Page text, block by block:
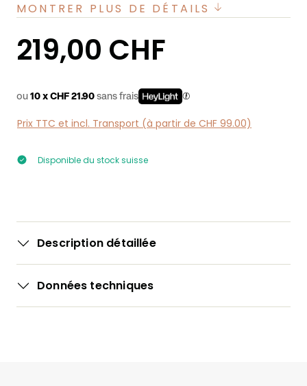
MONTRER PLUS DE DÉTAILS
Prix régulier :
219,00 CHF
ou 10 x CHF 21.90 sans frais
Prix TTC et incl. Transport (à partir de CHF 99.00)
Disponible du stock suisse
Description détaillée
Données techniques